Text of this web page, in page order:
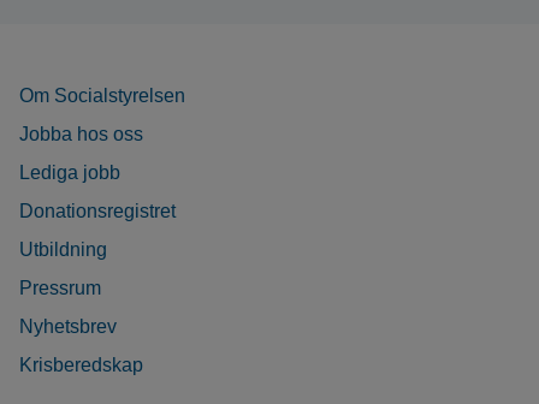
Om Socialstyrelsen
Jobba hos oss
Lediga jobb
Donationsregistret
Utbildning
Pressrum
Nyhetsbrev
Krisberedskap